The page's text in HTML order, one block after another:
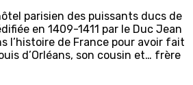
parisien des puissants ducs de
en 1409-1411 par le Duc Jean
l’histoire de France pour avoir fait
d’Orléans, son cousin et… frère